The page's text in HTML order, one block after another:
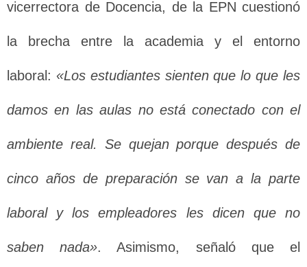
vicerrectora de Docencia, de la EPN cuestionó
la brecha entre la academia y el entorno
laboral: «Los estudiantes sienten que lo que les
damos en las aulas no está conectado con el
ambiente real. Se quejan porque después de
cinco años de preparación se van a la parte
laboral y los empleadores les dicen que no
saben nada». Asimismo, señaló que el